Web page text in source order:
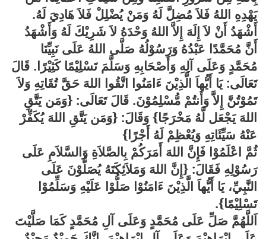
يَهْدِهِ اللهُ فَلاَ مُضِلَّ لَهُ وَمَنْ يُضْلِلْ فَلاَ هَادِيَ لَهُ.
أَشْهَدُ أَنْ لاَ إِلَهَ إِلاَّ اللهُ وَحْدَهُ لاَ شَرِيْكَ لَهُ وَأَشْهَدُ
أَنَّ مُحَمَّدًا عَبْدُهُ وَرَسُوْلُهُ صَلَّى اللهُ عَلَى نَبِيِّنَا
مُحَمَّدٍ وَعَلَى آلِهِ وَأَصْحَابِهِ وَسَلَّمَ تَسْلِيْمًا كَثِيْرًا. قَالَ
تَعَالَى: يَا أَيُّهاَ الَّذِيْنَ ءَامَنُوا اتَّقُوا اللهَ حَقَّ تُقَاتِهِ وَلاَ
تَمُوْتُنَّ إِلاَّ وَأَنتُمْ مُّسْلِمُوْنَ. قَالَ تَعَالَى: {وَمَن يَتَّقِ
اللهَ يَجْعَل لَّهُ مَخْرَجًا} وَقَالَ: {وَمَن يَتَّقِ اللهَ يُكَفِّرْ
عَنْهُ سَيِّئَاتِهِ وَيُعْظِمْ لَهُ أَجْرًا}
ثُمَّ اعْلَمُوْا فَإِنَّ اللهَ أَمَرَكُمْ بِالصَّلاَةِ وَالسَّلاَمِ عَلَى
رَسُوْلِهِ فَقَالَ: {إِنَّ اللهَ وَمَلاَئِكَتَهُ يُصَلُّوْنَ عَلَى
النَّبِيِّ، يَا أَيُّهاَ الَّذِيْنَ ءَامَنُوْا صَلُّوْا عَلَيْهِ وَسَلِّمُوْا
تَسْلِيْمًا}.
اَللَّهُمَّ صَلِّ عَلَى مُحَمَّدٍ وَعَلَى آلِ مُحَمَّدٍ كَمَا صَلَّيْتَ